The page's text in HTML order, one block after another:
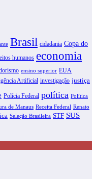
Brasil cidadania Copa do
humanos economia
ensino superior EUA
Artificial investigação justiça
Polícia Federal política Política
de Manaus Receita Federal Renato
Seleção Brasileira STF SUS